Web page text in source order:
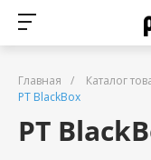
Главная / Каталог
PT BlackBox
PT